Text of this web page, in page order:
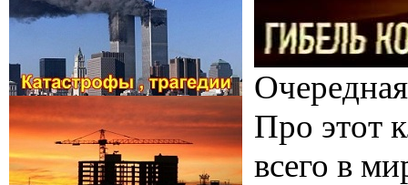
Про этот
всего в